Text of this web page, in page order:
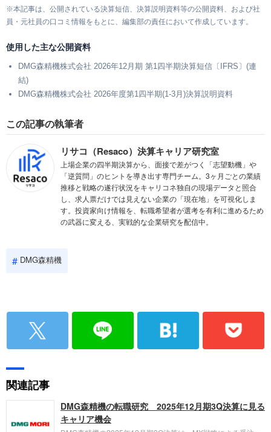
※本記事は、公開されている決算短信、決算説明資料等の公開資料、および社
員・元社員の口コミ情報をもとに、編集部の責任において作成しています。
使用した主な公開資料
DMG森精機株式会社 2026年12月期 第1四半期決算短信〔IFRS〕(連
結)
DMG森精機株式会社 2026年度第1四半期(1-3月)決算説明資料
この記事の執筆者
リサコ（Resaco）決算キャリア研究室
上場企業の四半期決算から、面接で差がつく「志望動機」や
「逆質問」のヒントを導き出す専門チーム。3ヶ月ごとの業績
推移と戦略の遂行状況をキャリコネ独自の現場データと照合
し、求人票だけでは見えない企業の「現在地」を可視化しま
す。投資家向け情報を、転職希望者が選考を有利に進めるため
の武器に変える、実戦的な企業研究を配信中。
DMG森精機
関連記事
DMG森精機の転職研究 2025年12月期3Q決算に見る
キャリア機会